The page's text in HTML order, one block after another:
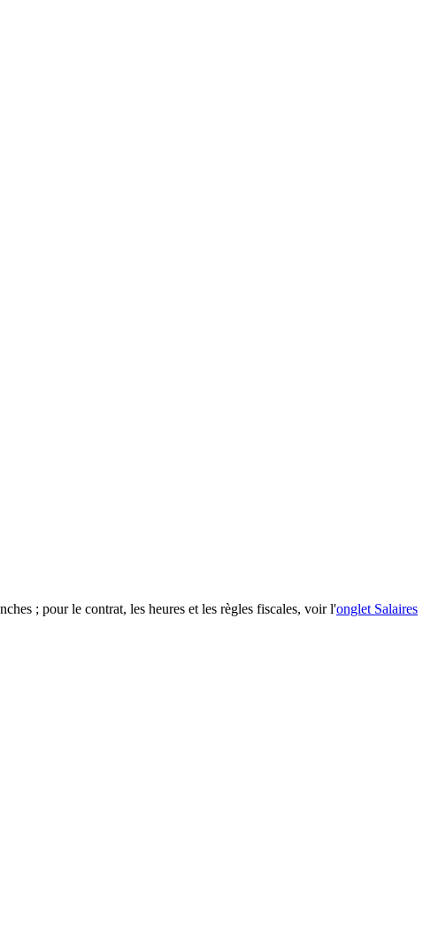
; pour le contrat, les heures et les règles fiscales, voir l'onglet Salaires